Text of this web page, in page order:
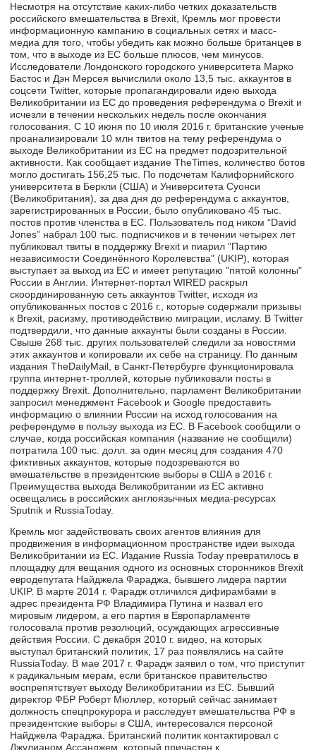
Несмотря на отсутствие каких-либо четких доказательств
российского вмешательства в Brexit, Кремль мог провести
информационную кампанию в социальных сетях и масс-
медиа для того, чтобы убедить как можно больше британцев в
том, что в выходе из ЕС больше плюсов, чем минусов.
Исследователи Лондонского городского университета Марко
Бастос и Дэн Мерсея вычислили около 13,5 тыс. аккаунтов в
соцсети Twitter, которые пропагандировали идею выхода
Великобритании из ЕС до проведения референдума о Brexit и
исчезли в течении нескольких недель после окончания
голосования. С 10 июня по 10 июля 2016 г. британские ученые
проанализировали 10 млн твитов на тему референдума о
выходе Великобритании из ЕС на предмет подозрительной
активности. Как сообщает издание TheTimes, количество ботов
могло достигать 156,25 тыс. По подсчетам Калифорнийского
университета в Беркли (США) и Университета Суонси
(Великобритания), за два дня до референдума с аккаунтов,
зарегистрированных в России, было опубликовано 45 тыс.
постов против членства в ЕС. Пользователь под ником “David
Jones” набрал 100 тыс. подписчиков и в течении четырех лет
публиковал твиты в поддержку Brexit и пиарил "Партию
независимости Соединённого Королевства" (UKIP), которая
выступает за выход из ЕС и имеет репутацию "пятой колонны"
России в Англии. Интернет-портал WIRED раскрыл
скоординированную сеть аккаунтов Twitter, исходя из
опубликованных постов с 2016 г., которые содержали призывы
к Brexit, расизму, противодействию миграции, исламу. В Twitter
подтвердили, что данные аккаунты были созданы в России.
Свыше 268 тыс. других пользователей следили за новостями
этих аккаунтов и копировали их себе на страницу. По данным
издания TheDailyMail, в Санкт-Петербурге функционировала
группа интернет-троллей, которые публиковали посты в
поддержку Brexit. Дополнительно, парламент Великобритании
запросил менеджмент Facebook и Google предоставить
информацию о влиянии России на исход голосования на
референдуме в пользу выхода из ЕС. В Facebook сообщили о
случае, когда российская компания (название не сообщили)
потратила 100 тыс. долл. за один месяц для создания 470
фиктивных аккаунтов, которые подозреваются во
вмешательстве в президентские выборы в США в 2016 г.
Преимущества выхода Великобритании из ЕС активно
освещались в российских англоязычных медиа-ресурсах
Sputnik и RussiaToday.
Кремль мог задействовать своих агентов влияния для
продвижения в информационном пространстве идеи выхода
Великобритании из ЕС. Издание Russia Today превратилось в
площадку для вещания одного из основных сторонников Brexit
евродепутата Найджела Фараджа, бывшего лидера партии
UKIP. В марте 2014 г. Фарадж отличился дифирамбами в
адрес президента РФ Владимира Путина и назвал его
мировым лидером, а его партия в Европарламенте
голосовала против резолюций, осуждающих агрессивные
действия России. С декабря 2010 г. видео, на которых
выступал британский политик, 17 раз появлялись на сайте
RussiaToday. В мае 2017 г. Фарадж заявил о том, что приступит
к радикальным мерам, если британское правительство
воспрепятствует выходу Великобритании из ЕС. Бывший
директор ФБР Роберт Мюллер, который сейчас занимает
должность спецпрокурора и расследует вмешательства РФ в
президентские выборы в США, интересовался персоной
Найджела Фараджа. Британский политик контактировал с
Джулианом Ассанджем, который причастен к